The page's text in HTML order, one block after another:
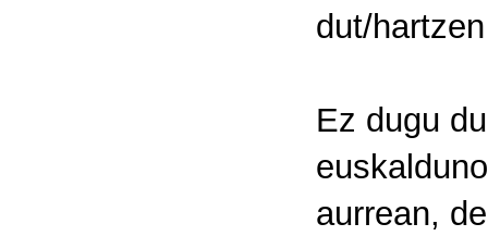
dut/
Ez dugu
aurrean,